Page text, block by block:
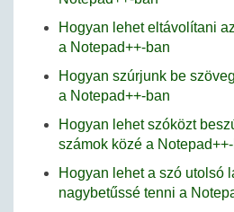
Hogyan lehet eltávolítani
a Notepad++-ban
Hogyan szúrjunk be
a Notepad++-ban
Hogyan lehet szóközt
számok közé a
Hogyan lehet a szó utolsó
nagybetűssé tenni a